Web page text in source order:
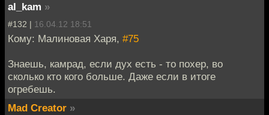
al_kam »
#132 | 16.04.12 18:51
Кому: Малиновая Харя, #75
Знаешь, камрад, если дух есть - то похер, во
сколько кто кого больше. Даже если в итоге
огребешь.
Mad Creator »